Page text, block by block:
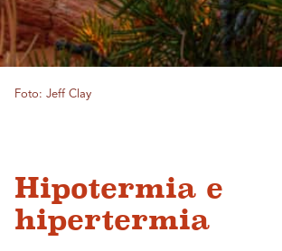
Foto: Jeff Clay
Hipotermia e
hipertermia